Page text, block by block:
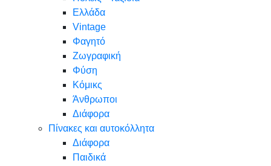
Ελλάδα
Vintage
Φαγητό
Ζωγραφική
Φύση
Κόμικς
Άνθρωποι
Διάφορα
Πίνακες και αυτοκόλλητα
Διάφορα
Παιδικά